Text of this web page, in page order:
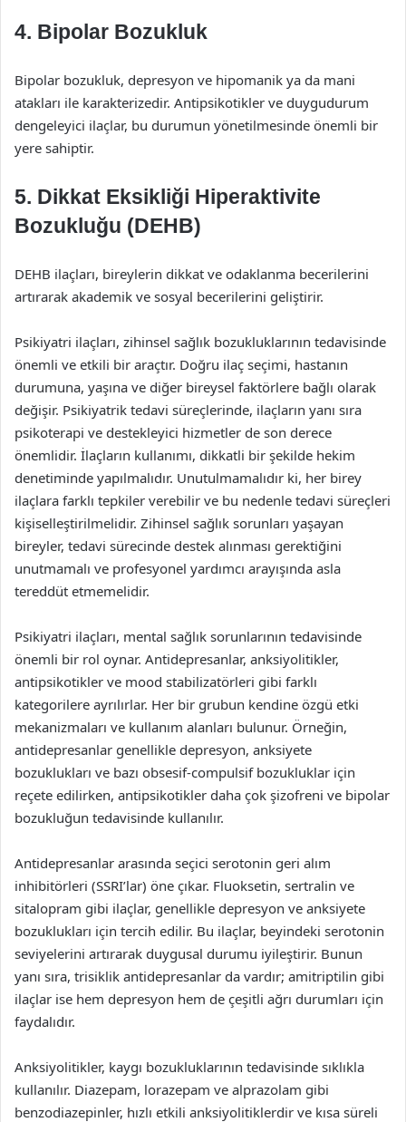
4. Bipolar Bozukluk
Bipolar bozukluk, depresyon ve hipomanik ya da mani
atakları ile karakterizedir. Antipsikotikler ve duygudurum
dengeleyici ilaçlar, bu durumun yönetilmesinde önemli bir
yere sahiptir.
5. Dikkat Eksikliği Hiperaktivite
Bozukluğu (DEHB)
DEHB ilaçları, bireylerin dikkat ve odaklanma becerilerini
artırarak akademik ve sosyal becerilerini geliştirir.
Psikiyatri ilaçları, zihinsel sağlık bozukluklarının tedavisinde
önemli ve etkili bir araçtır. Doğru ilaç seçimi, hastanın
durumuna, yaşına ve diğer bireysel faktörlere bağlı olarak
değişir. Psikiyatrik tedavi süreçlerinde, ilaçların yanı sıra
psikoterapi ve destekleyici hizmetler de son derece
önemlidir. İlaçların kullanımı, dikkatli bir şekilde hekim
denetiminde yapılmalıdır. Unutulmamalıdır ki, her birey
ilaçlara farklı tepkiler verebilir ve bu nedenle tedavi süreçleri
kişiselleştirilmelidir. Zihinsel sağlık sorunları yaşayan
bireyler, tedavi sürecinde destek alınması gerektiğini
unutmamalı ve profesyonel yardımcı arayışında asla
tereddüt etmemelidir.
Psikiyatri ilaçları, mental sağlık sorunlarının tedavisinde
önemli bir rol oynar. Antidepresanlar, anksiyolitikler,
antipsikotikler ve mood stabilizatörleri gibi farklı
kategorilere ayrılırlar. Her bir grubun kendine özgü etki
mekanizmaları ve kullanım alanları bulunur. Örneğin,
antidepresanlar genellikle depresyon, anksiyete
bozuklukları ve bazı obsesif-compulsif bozukluklar için
reçete edilirken, antipsikotikler daha çok şizofreni ve bipolar
bozukluğun tedavisinde kullanılır.
Antidepresanlar arasında seçici serotonin geri alım
inhibitörleri (SSRI’lar) öne çıkar. Fluoksetin, sertralin ve
sitalopram gibi ilaçlar, genellikle depresyon ve anksiyete
bozuklukları için tercih edilir. Bu ilaçlar, beyindeki serotonin
seviyelerini artırarak duygusal durumu iyileştirir. Bunun
yanı sıra, trisiklik antidepresanlar da vardır; amitriptilin gibi
ilaçlar ise hem depresyon hem de çeşitli ağrı durumları için
faydalıdır.
Anksiyolitikler, kaygı bozukluklarının tedavisinde sıklıkla
kullanılır. Diazepam, lorazepam ve alprazolam gibi
benzodiazepinler, hızlı etkili anksiyolitiklerdir ve kısa süreli